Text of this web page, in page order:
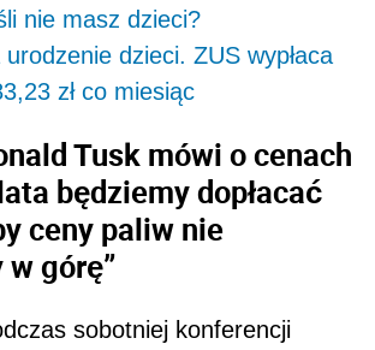
nie masz dzieci?
dzieci. ZUS wypłaca
zł co miesiąc
Tusk mówi o cenach
będziemy dopłacać
ceny paliw nie
górę”
sobotniej konferencji